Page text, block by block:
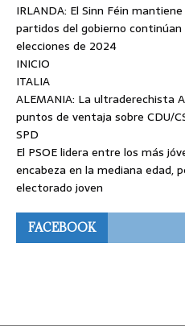
IRLANDA: El Sinn Féin
partidos del gobierno
elecciones de 2024
INICIO
ITALIA
ALEMANIA: La ultraderechista
puntos de ventaja sobre CDU/
SPD
El PSOE lidera entre los más
encabeza en la mediana edad,
electorado joven
FACEBOOK